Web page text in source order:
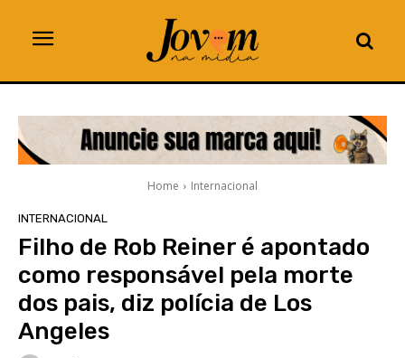
Home Internacional
INTERNACIONAL
Filho de Rob Reiner é apontado
como responsável pela morte
dos pais, diz polícia de Los
Angeles